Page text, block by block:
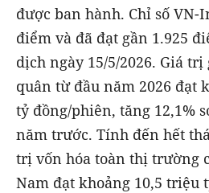
được ban hành. Chỉ số
điểm và đã đạt gần 1.925
dịch ngày 15/5/2026. Giá
quân từ đầu năm 2026 đạt
tỷ đồng/phiên, tăng 12,1%
năm trước. Tính đến hết
trị vốn hóa toàn thị trường
Nam đạt khoảng 10,5 triệu